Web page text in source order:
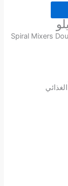
Spiral Mixers